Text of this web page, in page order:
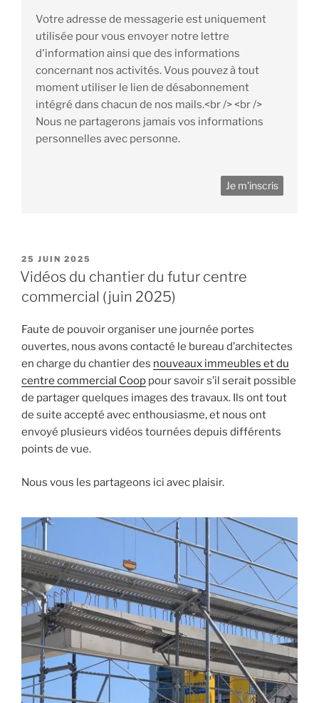
Votre adresse de messagerie est uniquement
utilisée pour vous envoyer notre lettre
d'information ainsi que des informations
concernant nos activités. Vous pouvez à tout
moment utiliser le lien de désabonnement
intégré dans chacun de nos mails.<br /> <br />
Nous ne partagerons jamais vos informations
personnelles avec personne.
PUBLIÉ
LE
25 JUIN 2025
Vidéos du chantier du futur centre
commercial (juin 2025)
Faute de pouvoir organiser une journée portes
ouvertes, nous avons contacté le bureau d’architectes
en charge du chantier des nouveaux immeubles et du
centre commercial Coop pour savoir s’il serait possible
de partager quelques images des travaux. Ils ont tout
de suite accepté avec enthousiasme, et nous ont
envoyé plusieurs vidéos tournées depuis différents
points de vue.
Nous vous les partageons ici avec plaisir.